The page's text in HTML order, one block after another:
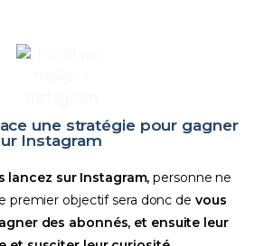
une stratégie pour gagner
Instagram
lancez sur Instagram,personne ne
premier objectif sera donc de vous
des abonnés, et ensuite leur